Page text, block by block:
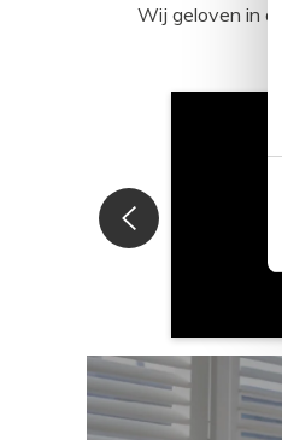
Wij geloven in